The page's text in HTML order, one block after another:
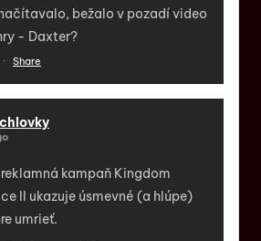
bežalo v pozadí video
- Daxter?
· Share
kampaň Kingdom
II ukazuje úsmevné (a hlúpe)
umrieť.